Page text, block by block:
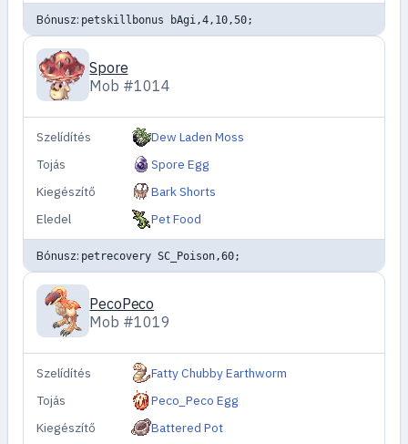
Bónusz: petskillbonus bAgi,4,10,50;
Spore
Mob #1014
Szelídítés
Dew Laden Moss
Tojás
Spore Egg
Kiegészítő
Bark Shorts
Eledel
Pet Food
Bónusz: petrecovery SC_Poison,60;
PecoPeco
Mob #1019
Szelídítés
Fatty Chubby Earthworm
Tojás
Peco_Peco Egg
Kiegészítő
Battered Pot